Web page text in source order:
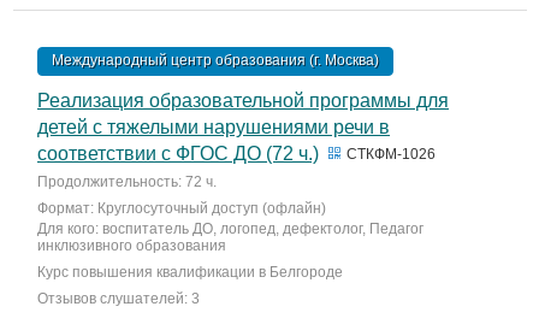
Международный центр образования (г. Москва)
Реализация образовательной программы для
детей с тяжелыми нарушениями речи в
соответствии с ФГОС ДО (72 ч.)
СТКФМ-1026
Продолжительность: 72 ч.
Формат: Круглосуточный доступ (офлайн)
Для кого: воспитатель ДО, логопед, дефектолог, Педагог
инклюзивного образования
Курс повышения квалификации в Белгороде
Отзывов слушателей: 3